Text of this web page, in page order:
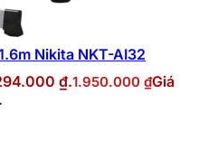
Nikita NKT-AI32
₫.1.950.000 ₫Giá